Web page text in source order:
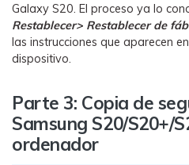
Galaxy S20. El proceso ya lo
Restablecer> Restablecer de
las instrucciones que aparecen
dispositivo.
Parte 3: Copia de
Samsung S20/S20+/
ordenador